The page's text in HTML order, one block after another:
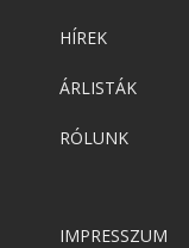
HÍREK
ÁRLISTÁK
RÓLUNK
IMPRESSZUM